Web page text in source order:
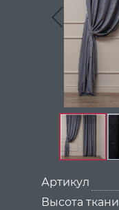
Артикул
Высота ткани